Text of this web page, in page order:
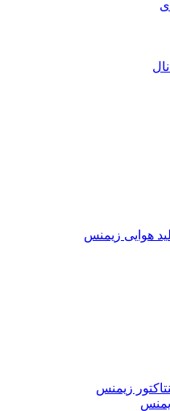
هوایی زیمنس
زیمنس